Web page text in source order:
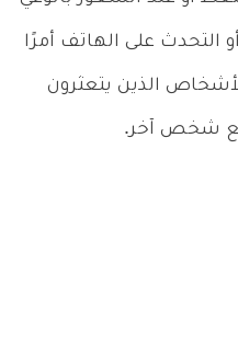
التحدث على الهاتف أمرًا
الذين يتعثرون
مع شخص آخر.